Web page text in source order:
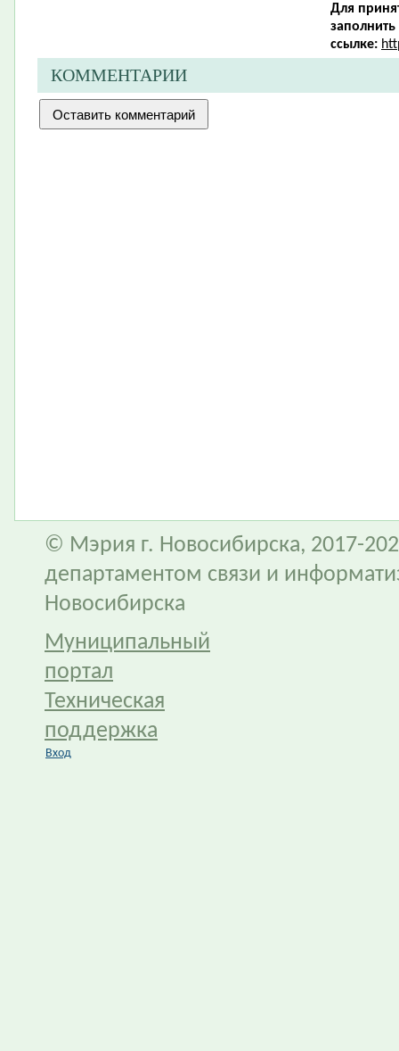
Для
ссылке:
КОММЕНТАРИИ
© Мэрия г. Новосибирска, 2017-
департаментом связи и
Новосибирска
Муниципальный
портал
Техническая
поддержка
Вход